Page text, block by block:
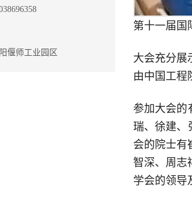
偃师工业园区
第十一届国
大会充分展
由中国工程
参加大会的
瑞、徐建、
会的院士有
智深、周志
学会的领导